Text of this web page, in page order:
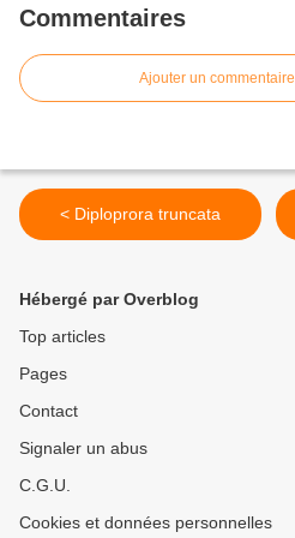
Commentaires
Ajouter un commentaire
< Diploprora truncata
Hébergé par Overblog
Top articles
Pages
Contact
Signaler un abus
C.G.U.
Cookies et données personnelles